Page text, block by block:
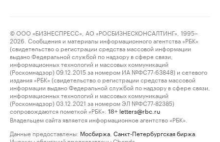
© ООО «БИЗНЕСПРЕСС», АО «РОСБИЗНЕСКОНСАЛТИНГ», 1995–
2026. Сообщения и материалы информационного агентства «РБК»
(свидетельство о регистрации средства массовой информации
выдано Федеральной службой по надзору в сфере связи,
информационных технологий и массовых коммуникаций
(Роскомнадзор) 09.12.2015 за номером ИА №ФС77-63848) и сетевого
издания «РБК» (свидетельство о регистрации средства массовой
информации выдано Федеральной службой по надзору в сфере связи,
информационных технологий и массовых коммуникаций
(Роскомнадзор) 03.12.2021 за номером ЭЛ №ФС77-82385)
сопровождаются пометкой «РБК».
18+ letters@rbc.ru
Владельцем сайта является информационное агентство «РБК».
Данные предоставлены: Мосбиржа Санкт-Петербургская биржа